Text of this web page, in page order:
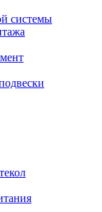
системы